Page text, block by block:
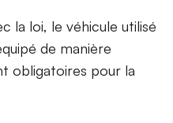
la loi, le véhicule utilisé
de manière
obligatoires pour la